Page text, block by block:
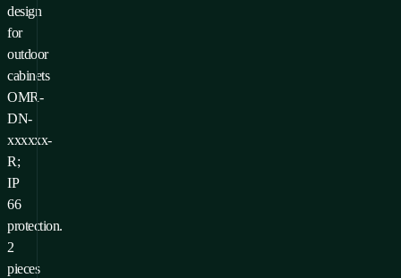
design
for
outdoor
cabinets
OMR-
DN-
xxxxxx-
R;
IP
66
protection.
2
pieces